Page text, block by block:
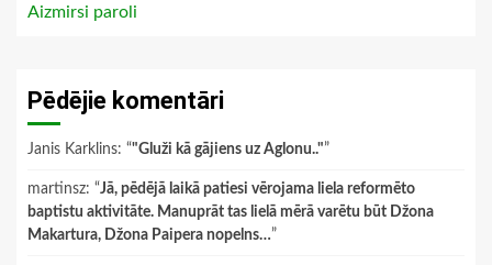
Aizmirsi paroli
Pēdējie komentāri
Janis Karklins: “"Gluži kā gājiens uz Aglonu.."”
martinsz: “Jā, pēdējā laikā patiesi vērojama liela reformēto
baptistu aktivitāte. Manuprāt tas lielā mērā varētu būt Džona
Makartura, Džona Paipera nopelns…”